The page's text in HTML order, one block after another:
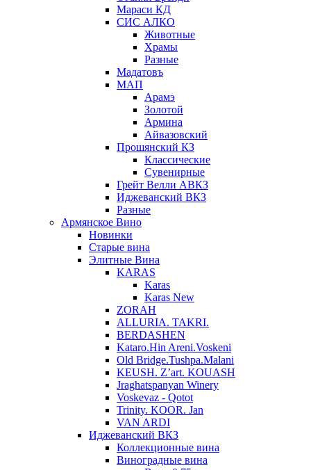
Мараси КД
СИС АЛКО
Животные
Храмы
Разные
Мадатовъ
МАП
Арамэ
Золотой
Армина
Айвазовский
Прошянский КЗ
Классические
Сувенирные
Грейт Велли АВКЗ
Иджеванский ВКЗ
Разные
Армянское Вино
Новинки
Старые вина
Элитные Вина
KARAS
Karas
Karas New
ZORAH
ALLURIA. TAKRI.
BERDASHEN
Kataro.Hin Areni.Voskeni
Old Bridge.Tushpa.Malani
KEUSH. Z’art. KOUASH
Jraghatspanyan Winery
Voskevaz - Qotot
Trinity. KOOR. Jan
VAN ARDI
Иджеванский ВКЗ
Коллекционные вина
Виноградные вина